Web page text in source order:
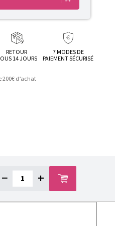
RETOUR
14 JOURS
7 MODES DE
PAIEMENT SÉCURISÉ
200€ d’achat
− +